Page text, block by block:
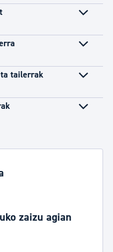
tailerrak
zaizu agian